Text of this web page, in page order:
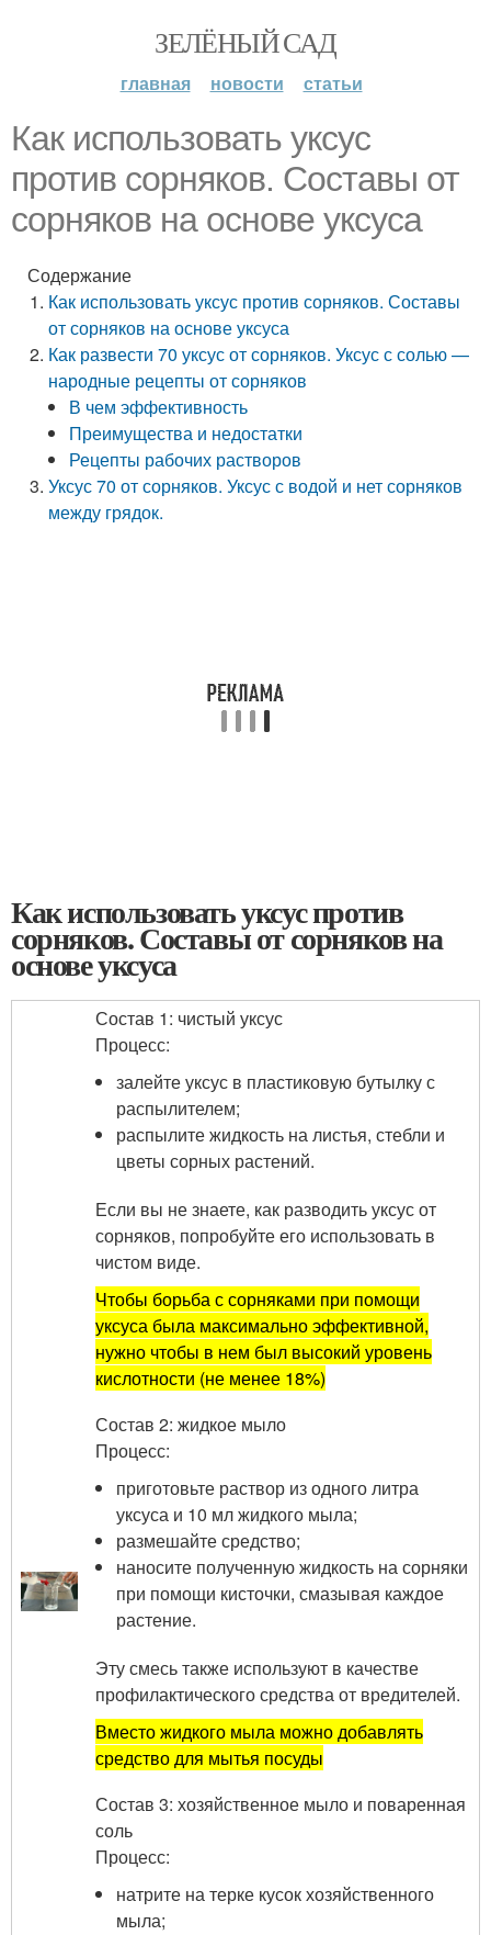
ЗЕЛЁНЫЙ САД
главная новости статьи
Как использовать уксус
против сорняков. Составы от
сорняков на основе уксуса
Содержание
Как использовать уксус против сорняков. Составы
от сорняков на основе уксуса
Как развести 70 уксус от сорняков. Уксус с солью —
народные рецепты от сорняков
В чем эффективность
Преимущества и недостатки
Рецепты рабочих растворов
Уксус 70 от сорняков. Уксус с водой и нет сорняков
между грядок.
Как использовать уксус против
сорняков. Составы от сорняков на
основе уксуса
Состав 1: чистый уксус
Процесс:
залейте уксус в пластиковую бутылку с
распылителем;
распылите жидкость на листья, стебли и
цветы сорных растений.
Если вы не знаете, как разводить уксус от
сорняков, попробуйте его использовать в
чистом виде.
Чтобы борьба с сорняками при помощи
уксуса была максимально эффективной,
нужно чтобы в нем был высокий уровень
кислотности (не менее 18%)
Состав 2: жидкое мыло
Процесс:
приготовьте раствор из одного литра
уксуса и 10 мл жидкого мыла;
размешайте средство;
наносите полученную жидкость на сорняки
при помощи кисточки, смазывая каждое
растение.
Эту смесь также используют в качестве
профилактического средства от вредителей.
Вместо жидкого мыла можно добавлять
средство для мытья посуды
Состав 3: хозяйственное мыло и поваренная
соль
Процесс:
натрите на терке кусок хозяйственного
мыла;